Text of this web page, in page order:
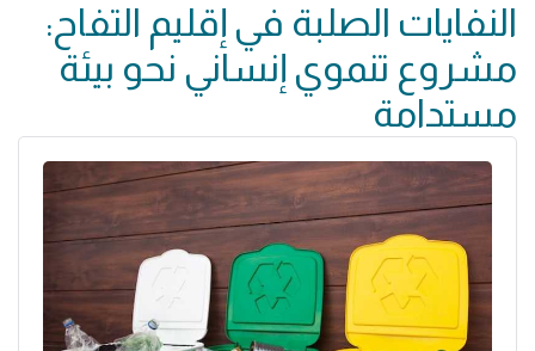
النفايات الصلبة في إقليم التفاح:
مشروع تنموي إنساني نحو بيئة
مستدامة